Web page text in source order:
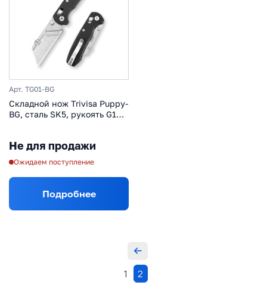
Арт. TG01-BG
Складной нож Trivisa Puppy-
BG, сталь SK5, рукоять G10,
Не для продажи
Ожидаем поступление
Подробнее
1 2